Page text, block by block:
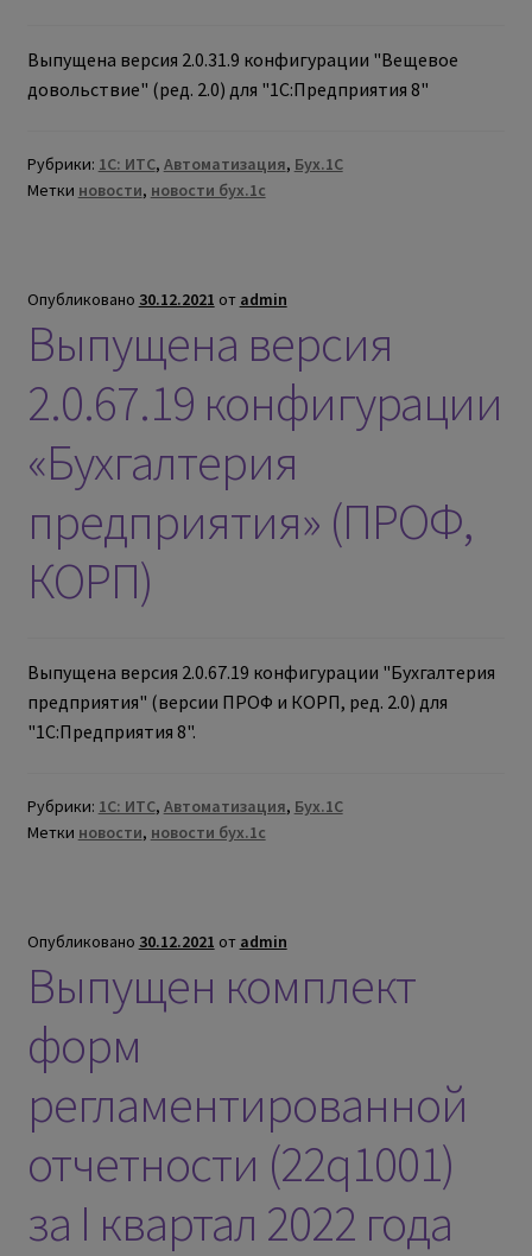
Выпущена версия 2.0.31.9 конфигурации "Вещевое
довольствие" (ред. 2.0) для "1С:Предприятия 8"
Рубрики: 1С: ИТС, Автоматизация, Бух.1С
Метки новости, новости бух.1с
Опубликовано 30.12.2021 от admin
Выпущена версия
2.0.67.19 конфигурации
«Бухгалтерия
предприятия» (ПРОФ,
КОРП)
Выпущена версия 2.0.67.19 конфигурации "Бухгалтерия
предприятия" (версии ПРОФ и КОРП, ред. 2.0) для
"1С:Предприятия 8".
Рубрики: 1С: ИТС, Автоматизация, Бух.1С
Метки новости, новости бух.1с
Опубликовано 30.12.2021 от admin
Выпущен комплект
форм
регламентированной
отчетности (22q1001)
за I квартал 2022 года